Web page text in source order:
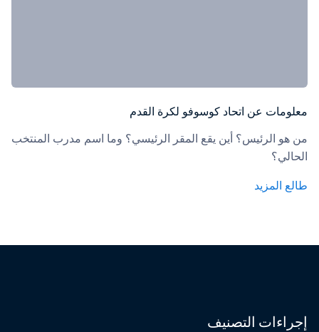
معلومات عن اتحاد كوسوفو لكرة القدم
الحالي؟
طالع المزيد
إجراءات التصنيف